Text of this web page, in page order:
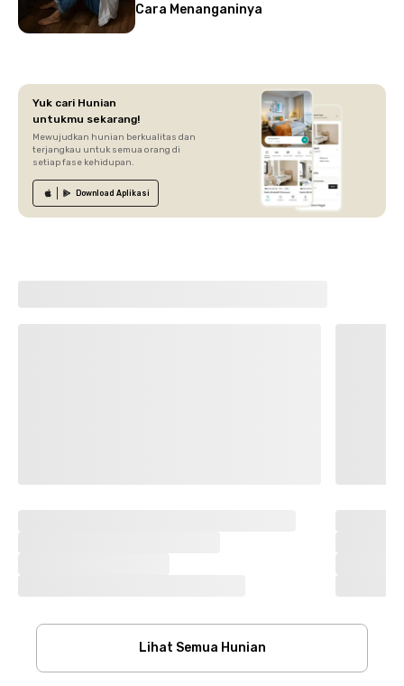
Cara Menanganinya
Yuk cari Hunian
untukmu sekarang!
Mewujudkan hunian berkualitas dan
terjangkau untuk semua orang di
setiap fase kehidupan.
Download Aplikasi
Lihat Semua Hunian